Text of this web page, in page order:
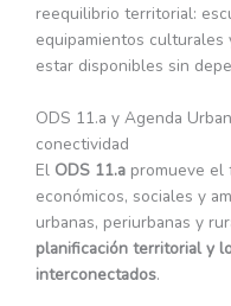
reequilibrio territorial:
equipamientos culturales
estar disponibles sin
ODS 11.a y Agenda
conectividad
El ODS 11.a promueve el
económicos, sociales y
urbanas, periurbanas y
planificación territorial y
interconectados.